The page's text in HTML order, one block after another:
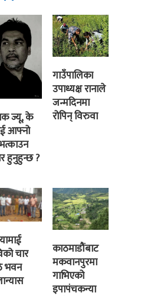
ज्यू, के
आफ्नो
हुनुहुन्छ ?
गाउँपालिका
उपाध्यक्ष रानाले
जन्मदिनमा
रोपिन् विरुवा
चार
भवन
काठमाडौंबाट
मकवानपुरमा
गाभिएको
इपापंचकन्या